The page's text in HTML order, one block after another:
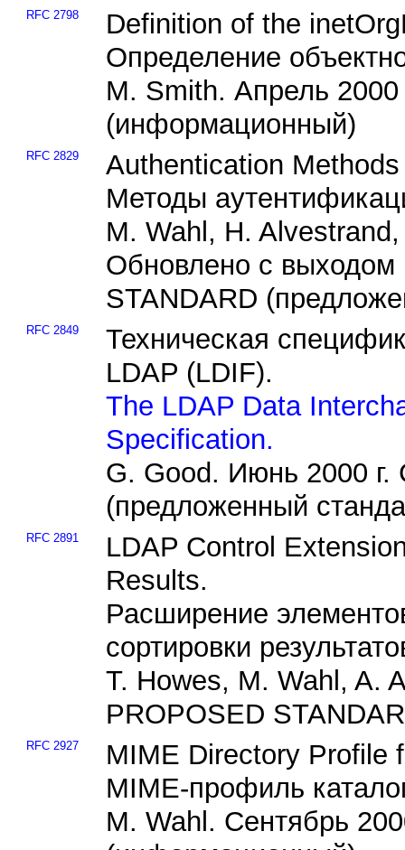
RFC 2798
Definition of the
Определение
M. Smith. Апрель 2000
(информационный)
RFC 2829
Authentication
Методы
M. Wahl, H.
Обновлено с выходом
STANDARD
RFC 2849
Техническая
LDAP (LDIF).
The LDAP Data
Specification.
G. Good. Июнь 2000 г.
(предложенный
RFC 2891
LDAP Control
Results.
Расширение
сортировки
T. Howes, M. Wahl, A.
PROPOSED
RFC 2927
MIME Directory Profile
MIME-профиль
M. Wahl. Сентябрь